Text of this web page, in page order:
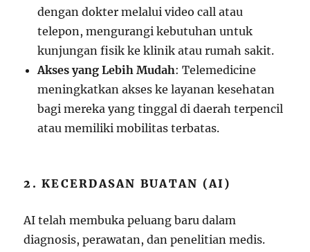
dengan dokter melalui video call atau
telepon, mengurangi kebutuhan untuk
kunjungan fisik ke klinik atau rumah sakit.
Akses yang Lebih Mudah: Telemedicine
meningkatkan akses ke layanan kesehatan
bagi mereka yang tinggal di daerah terpencil
atau memiliki mobilitas terbatas.
2. KECERDASAN BUATAN (AI)
AI telah membuka peluang baru dalam
diagnosis, perawatan, dan penelitian medis.